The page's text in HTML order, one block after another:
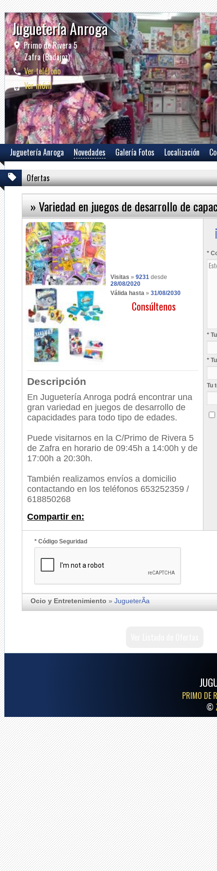
Juguetería Anroga
Primo de Rivera 5
Zafra (Badajoz)
Ver teléfono
Ver móvil
Juguetería Anroga Novedades Galería Fotos Localización
Ofertas
» Variedad en juegos de desarrollo de
Visitas » 9231 desde
28/08/2020
Válida hasta » 31/08/2030
Consúltenos
Descripción
En Juguetería Anroga podrá encontrar una
gran variedad en juegos de desarrollo de
capacidades para todo tipo de edades.
Puede visitarnos en la C/Primo de Rivera 5
de Zafra en horario de 09:45h a 14:00h y de
17:00h a 20:30h.
También realizamos envíos a domicilio
contactando en los teléfonos 653252359 /
618850268
Compartir en:
*
*
*
Tu
* Código Seguridad
Ocio y Entretenimiento » JugueterÃ­a
PRIMO DE
©